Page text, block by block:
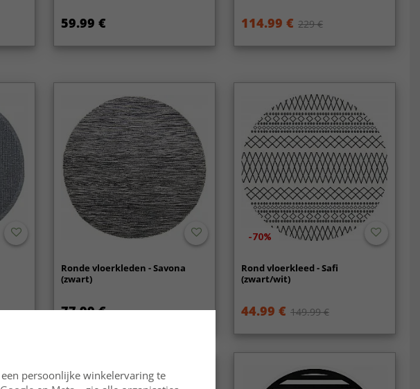
59.99 € 114.99 € 229 €
Ronde vloerkleden - Savona
(zwart)
77.99 €
-70%
Rond vloerkleed - Safi
(zwart/wit)
44.99 € 149.99 €
persoonlijke winkelervaring te